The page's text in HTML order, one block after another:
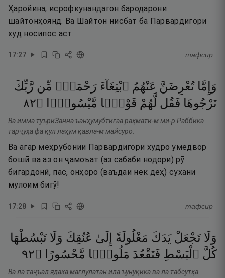
Ҳаройина, исрофкунандагон бародарони
шайтонҳоянд. Ва Шайтон нисбат ба Парвардигори
худ носипос аст.
17:27 тафсир
وَإِمَّا تُعْرِضَنَّ عَنْهُمُ ٱبْتِغَآءَ رَحْمَةٍۢ مِّن رَّبِّكَ
تَرْجُوهَا فَقُل لَّهُمْ قَوْلًۭا مَّيْسُورًۭا ۝٢٨
Ва имма туъриЗанна ъанҳумубтиғаа раҳмати-м ми-р Раббика
тарҷуҳа фа қул лаҳум қавла-м майсуро.
Ва агар меҳрубонии Парвардигори худро умедвор
бошӣ ва аз он ҷамоъат (аз сабаби нодори) рӯ
бигардонӣ, пас, онҳоро (ваъдаи нек деҳ) сухани
мулоим бигӯ!
17:28 тафсир
وَلَا تَجْعَلْ يَدَكَ مَغْلُولَةً إِلَىٰ عُنُقِكَ وَلَا تَبْسُطْهَا
كُلَّ ٱلْبَسْطِ فَتَقْعُدَ مَلُومًۭا مَّحْسُورًا ۝٢٩
Ва ла таҷъал ядака мағлулатан ила ъунуқика ва ла табсутҳа